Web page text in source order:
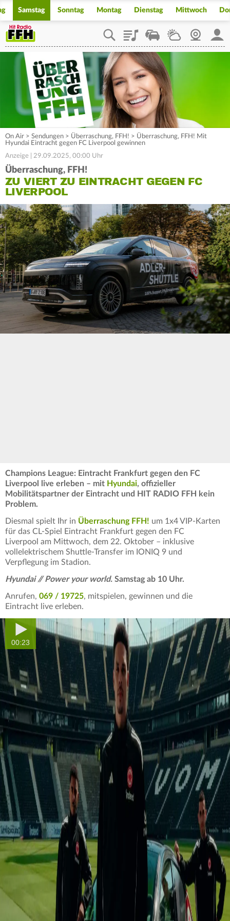
Samstag Sonntag Montag Dienstag Mittwoch
PlaylistStaupilotWetterWebcam
On Air > Sendungen > Überraschung, FFH! > Überraschung, FFH! Mit
Hyundai Eintracht gegen FC Liverpool gewinnen
Anzeige | 29.09.2025, 00:00 Uhr
Überraschung, FFH!
ZU VIERT ZU EINTRACHT GEGEN FC
LIVERPOOL
Champions League: Eintracht Frankfurt gegen den FC
Liverpool live erleben – mit Hyundai, offizieller
Mobilitätspartner der Eintracht und HIT RADIO FFH kein
Problem.
Diesmal spielt Ihr in Überraschung FFH! um 1x4 VIP-Karten
für das CL-Spiel Eintracht Frankfurt gegen den FC
Liverpool am Mittwoch, dem 22. Oktober – inklusive
vollelektrischem Shuttle-Transfer im IONIQ 9 und
Verpflegung im Stadion.
Hyundai // Power your world. Samstag ab 10 Uhr.
Anrufen, 069 / 19725, mitspielen, gewinnen und die
Eintracht live erleben.
00:23